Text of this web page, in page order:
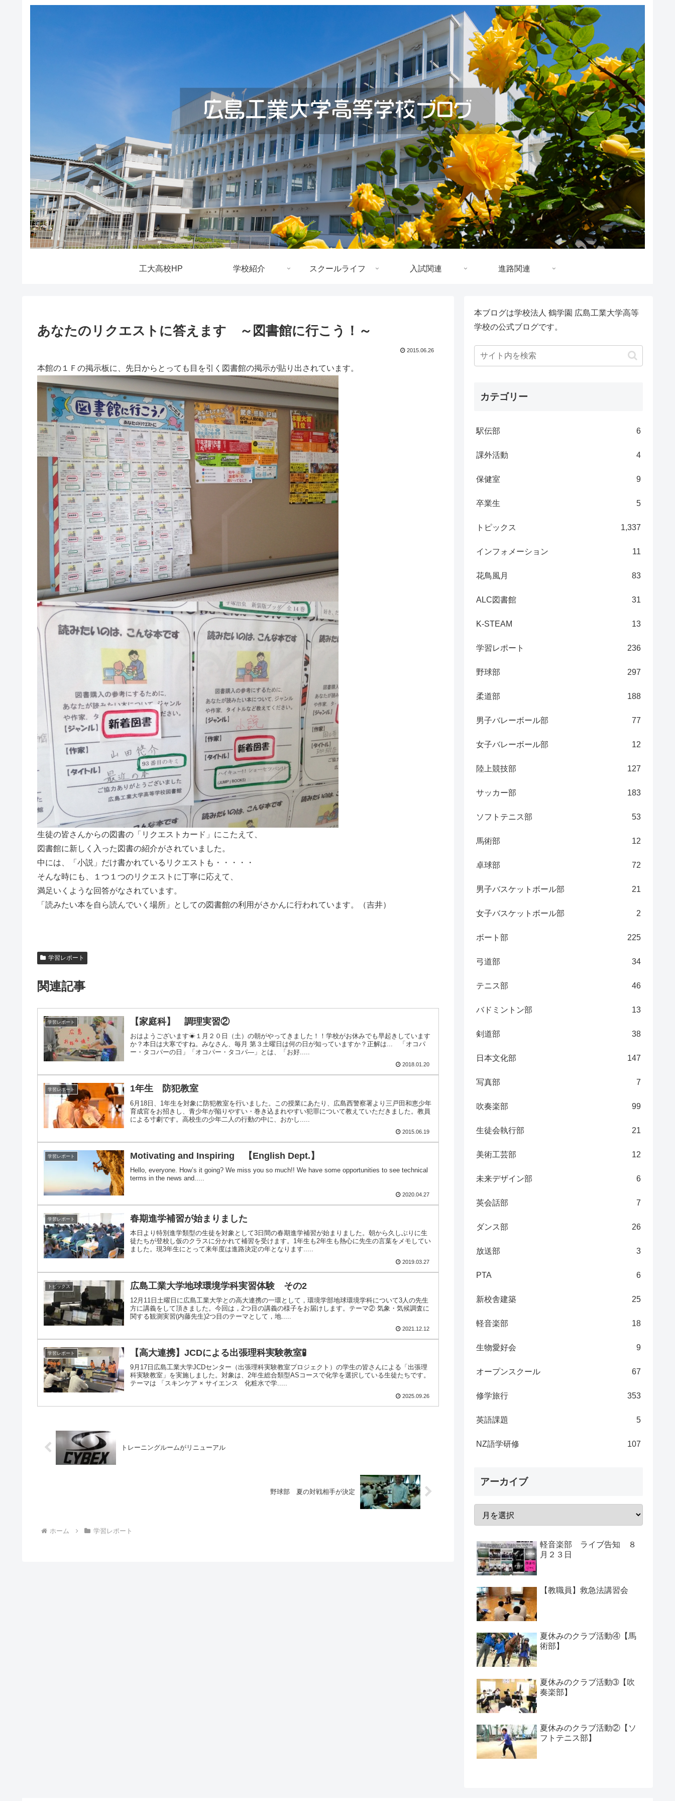
工大高校HP 学校紹介 スクールライフ 入試関連 進路関連
あなたのリクエストに答えます ～図書館に行こう！～
2015.06.26
本館の１Ｆの掲示板に、先日からとっても目を引く図書館の掲示が貼り出されています。
生徒の皆さんからの図書の「リクエストカード」にこたえて、
図書館に新しく入った図書の紹介がされていました。
中には、「小説」だけ書かれているリクエストも・・・・・
そんな時にも、１つ１つのリクエストに丁寧に応えて、
満足いくような回答がなされています。
「読みたい本を自ら読んでいく場所」としての図書館の利用がさかんに行われています。（吉井）
学習レポート
関連記事
学習レポート 【家庭科】 調理実習②
おはようございます☀１月２０日（土）の朝がやってきました！！学校がお休みでも早起きしています
か？本日は大寒ですね。みなさん、毎月 第３土曜日は何の日が知っていますか？正解は... 「オコパ
ー・タコパーの日」「オコパー・タコパ―」とは、「お好.....
2018.01.20
学習レポート 1年生 防犯教室
6月18日、1年生を対象に防犯教室を行いました。この授業にあたり、広島西警察署より三戸田和恵少年
育成官をお招きし、青少年が陥りやすい・巻き込まれやすい犯罪について教えていただきました。教員
による寸劇です。高校生の少年二人の行動の中に、おかし.....
2015.06.19
学習レポート Motivating and Inspiring 【English Dept.】
Hello, everyone. How’s it going? We miss you so much!! We have some opportunities to see technical
terms in the news and.....
2020.04.27
学習レポート 春期進学補習が始まりました
本日より特別進学類型の生徒を対象として3日間の春期進学補習が始まりました。朝から久しぶりに生
徒たちが登校し仮のクラスに分かれて補習を受けます。1年生も2年生も熱心に先生の言葉をメモしてい
ました。現3年生にとって来年度は進路決定の年となります.....
2019.03.27
トピックス 広島工業大学地球環境学科実習体験 その2
12月11日土曜日に広島工業大学との高大連携の一環として，環境学部地球環境学科について3人の先生
方に講義をして頂きました。今回は，2つ目の講義の様子をお届けします。テーマ② 気象・気候調査に
関する観測実習(内藤先生)2つ目のテーマとして，地.....
2021.12.12
学習レポート 【高大連携】JCDによる出張理科実験教室🧪
9月17日広島工業大学JCDセンター（出張理科実験教室プロジェクト）の学生の皆さんによる「出張理
科実験教室」を実施しました。対象は、2年生総合類型ASコースで化学を選択している生徒たちです。
テーマは 「スキンケア × サイエンス 化粧水で学.....
2025.09.26
トレーニングルームがリニューアル
野球部 夏の対戦相手が決定
ホーム 学習レポート
本ブログは学校法人 鶴学園 広島工業大学高等
学校の公式ブログです。
カテゴリー
駅伝部 6
課外活動 4
保健室 9
卒業生 5
トピックス 1,337
インフォメーション 11
花鳥風月 83
ALC図書館 31
K-STEAM 13
学習レポート 236
野球部 297
柔道部 188
男子バレーボール部 77
女子バレーボール部 12
陸上競技部 127
サッカー部 183
ソフトテニス部 53
馬術部 12
卓球部 72
男子バスケットボール部 21
女子バスケットボール部 2
ボート部 225
弓道部 34
テニス部 46
バドミントン部 13
剣道部 38
日本文化部 147
写真部 7
吹奏楽部 99
生徒会執行部 21
美術工芸部 12
未来デザイン部 6
英会話部 7
ダンス部 26
放送部 3
PTA 6
新校舎建築 25
軽音楽部 18
生物愛好会 9
オープンスクール 67
修学旅行 353
英語課題 5
NZ語学研修 107
アーカイブ
軽音楽部 ライブ告知 ８
月２３日
【教職員】救急法講習会
夏休みのクラブ活動④【馬
術部】
夏休みのクラブ活動➂【吹
奏楽部】
夏休みのクラブ活動②【ソ
フトテニス部】